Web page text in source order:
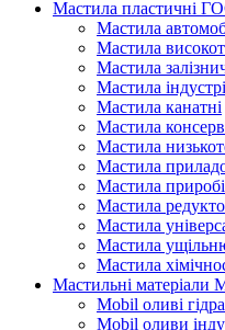
Мастила пластичні
Мастила
Мастила
Мастила
Мастила
Мастила канатні
Мастила
Мастила
Мастила
Мастила
Мастила
Мастила
Мастила
Мастила
Мастильні матеріали
Mobil оливі
Mobil оливи